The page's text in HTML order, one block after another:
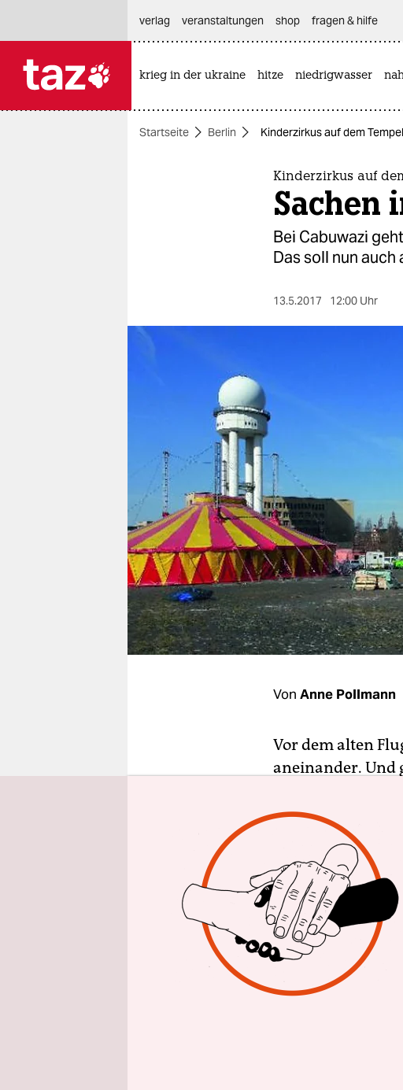
themen
verlag
verlag
veranstaltungen
shop
fragen & hilfe
unterstützen
abo
verlag
veranstaltungen shop fragen & hilfe
krieg in der ukraine hitze niedrigwasser
Startseite Berlin Kinderzirkus auf dem
Kinderzirkus auf
Sachen
Bei Cabuwazi
Das soll nun
13.5.2017 12:00 Uhr
Von Anne Pollmann
Vor dem alten
aneinander. Und
bleiben dürfen.
Jugendzirkus
Erwachsene
können. Neben
Toleranz und
soll künftig auch
die Arbeit mit
Auf dem Feld
Tempohomes.
ab Juli